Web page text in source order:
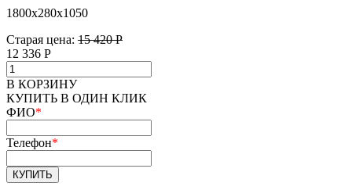
1800х280х1050
Старая цена: 15 420 Р
12 336 Р
В КОРЗИНУ
КУПИТЬ В ОДИН КЛИК
ФИО*
Телефон*
КУПИТЬ